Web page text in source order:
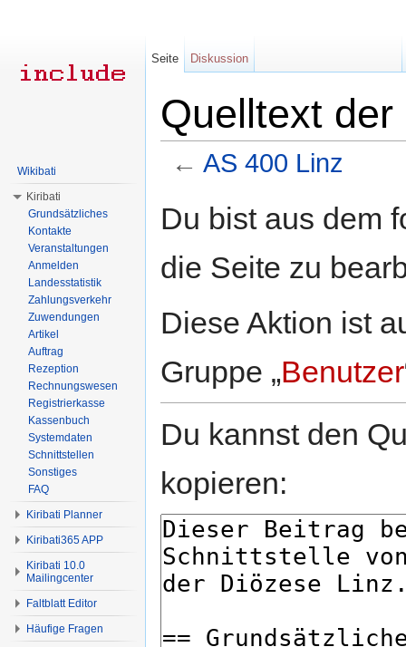
Quelltext
← AS 400 Linz
Du bist aus dem
die Seite zu
Diese Aktion ist
Gruppe „Benutzer
Du kannst den
kopieren:
Seite Diskussion
Wikibati
Kiribati
Grundsätzliches
Kontakte
Veranstaltungen
Anmelden
Landesstatistik
Zahlungsverkehr
Zuwendungen
Artikel
Auftrag
Rezeption
Rechnungswesen
Registrierkasse
Kassenbuch
Systemdaten
Schnittstellen
Sonstiges
FAQ
Kiribati Planner
Kiribati365 APP
Kiribati 10.0
Mailingcenter
Faltblatt Editor
Häufige Fragen